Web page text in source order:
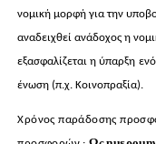
νομική μορφή για την
αναδειχθεί ανάδοχος η
εξασφαλίζεται η ύπαρξη
ένωση (π.χ. Κοινοπραξία).
Χρόνος παράδοσης